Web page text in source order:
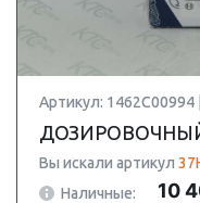
Артикул: 1462C00994 |
ДОЗИРОВОЧНЫЙ
Вы искали артикул
Наличные:
10